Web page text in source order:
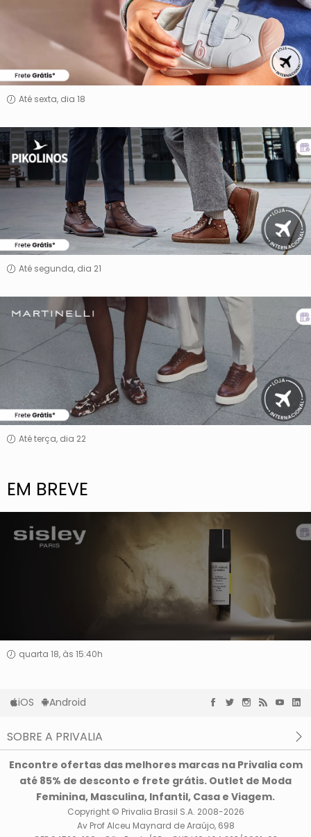
Até sexta, dia 18
Pikolinos
Até segunda, dia 21
Martinelli
Até terça, dia 22
EM BREVE
Sisley
quarta 18, às 15:40h
iOS Android
SOBRE A PRIVALIA
Privacidade e Cookies
Condições de uso
Encontre ofertas das melhores marcas na Privalia com
até 85% de desconto e frete grátis. Outlet de Moda
Feminina, Masculina, Infantil, Casa e Viagem.
Copyright © Privalia Brasil S.A. 2008-2026
Av Prof Alceu Maynard de Araújo, 698